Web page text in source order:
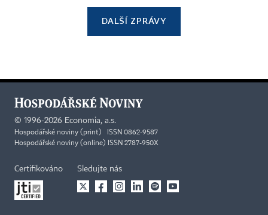
DALŠÍ ZPRÁVY
© 1996-2026 Economia, a.s.
Hospodářské noviny (print) ISSN 0862-9587
Hospodářské noviny (online) ISSN 2787-950X
Certifikováno Sledujte nás